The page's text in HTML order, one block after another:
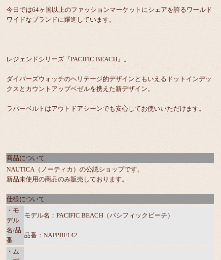
今日では64ヶ国以上のファッションマーケットにシェアを誇るワールド
ワイドなブランドに躍進しています。
レジェンドシリーズ『PACIFIC BEACH』。
ダイバーズウォッチのヘリテージ的デザインともいえるドットインデッ
クスとカウントアップベゼルを携えた新デザイン。
ラバーベルトはアウトドアシーンでも安心してお使いいただけます。
商品について
NAUTICA（ノーティカ）の公認ショップです。
新品未使用の商品のみ販売しております。
仕様について
・モ
デル
名/品
番
モデル名：PACIFIC BEACH（パシフィックビーチ）
品番：NAPPBF142
・ム